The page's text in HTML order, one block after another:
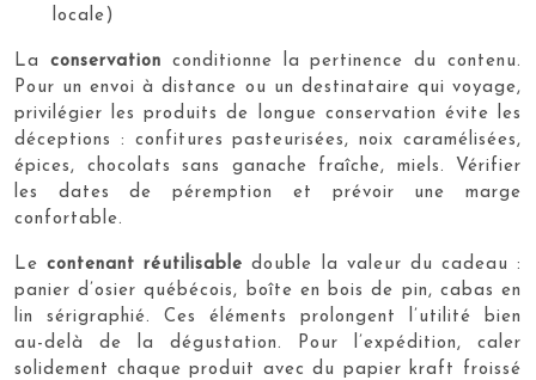
locale)
La conservation conditionne la pertinence du contenu.
Pour un envoi à distance ou un destinataire qui voyage,
privilégier les produits de longue conservation évite les
déceptions : confitures pasteurisées, noix caramélisées,
épices, chocolats sans ganache fraîche, miels. Vérifier
les dates de péremption et prévoir une marge
confortable.
Lecontenant réutilisable double la valeur du cadeau :
panier d’osier québécois, boîte en bois de pin, cabas en
lin sérigraphié. Ces éléments prolongent l’utilité bien
au-delà de la dégustation. Pour l’expédition, caler
solidement chaque produit avec du papier kraft froissé